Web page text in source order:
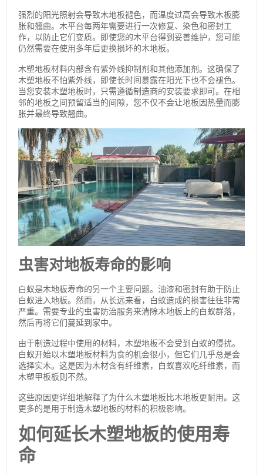
强烈的阳光照射会导致木地板褪色，而温度过高会导致木板膨
胀和翘曲。木平台每两年需要进行一次修复、染色和密封工
作，以防止它们变质。即使您的木平台得到妥善维护，您可能
仍然需要在使用多年后更换损坏的木地板。
木塑地板材料内部含有紫外线抑制剂和其他添加剂。这确保了
木塑地板不怕紫外线，即使长时间暴露在阳光下也不会褪色。
当您安装木塑地板时，只需遵循制造商的安装要求即可。在相
邻的地板之间预留适当的间隙，您不仅不会让地板因热量而膨
胀并最终导致翘曲。
虫害对地板寿命的影响
白蚁是木地板寿命的另一个主要问题。油漆和密封有助于防止
白蚁进入地板。然而，从长远来看，白蚁造成的损害往往非常
严重。需要专业的虫害防治服务来清除木地板上的白蚁群落，
然后再将它们蔓延到家中。
由于制造过程中使用的材料，木塑地板不会受到白蚁的侵扰。
白蚁开始以木塑地板材料为食的机会很小，但它们几乎总是会
选择实木。这是因为木材含有纤维素，白蚁喜欢吃纤维素，而
木塑甲板板则不然。
这些原因更详细地解释了为什么木塑地板比木地板更耐用。这
更多的是用于制造木塑地板的材料的积极影响。
如何延长木塑地板的使用寿
命